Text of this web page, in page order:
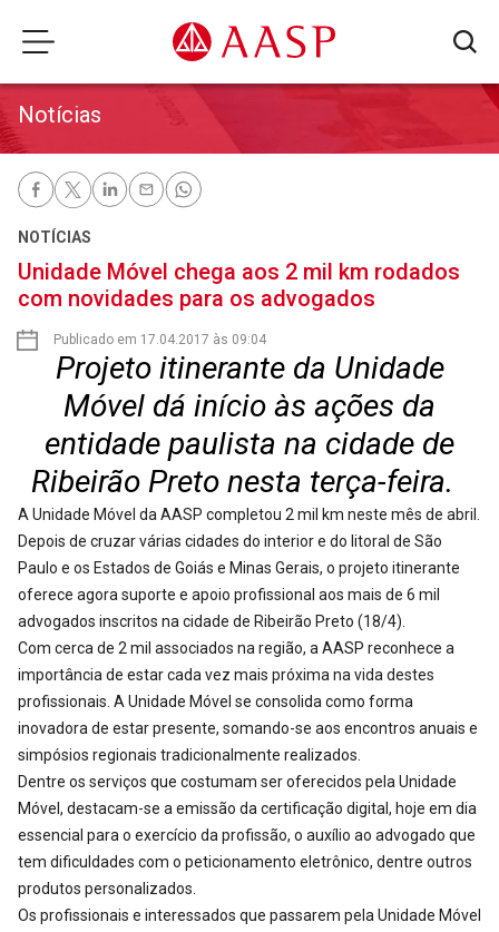
Notícias
NOTÍCIAS
Unidade Móvel chega aos 2 mil km rodados
com novidades para os advogados
Publicado em 17.04.2017 às 09:04
Projeto itinerante da Unidade
Móvel dá início às ações da
entidade paulista na cidade de
Ribeirão Preto nesta terça-feira.
A Unidade Móvel da AASP completou 2 mil km neste mês de abril.
Depois de cruzar várias cidades do interior e do litoral de São
Paulo e os Estados de Goiás e Minas Gerais, o projeto itinerante
oferece agora suporte e apoio profissional aos mais de 6 mil
advogados inscritos na cidade de Ribeirão Preto (18/4).
Com cerca de 2 mil associados na região, a AASP reconhece a
importância de estar cada vez mais próxima na vida destes
profissionais. A Unidade Móvel se consolida como forma
inovadora de estar presente, somando-se aos encontros anuais e
simpósios regionais tradicionalmente realizados.
Dentre os serviços que costumam ser oferecidos pela Unidade
Móvel, destacam-se a emissão da certificação digital, hoje em dia
essencial para o exercício da profissão, o auxílio ao advogado que
tem dificuldades com o peticionamento eletrônico, dentre outros
produtos personalizados.
Os profissionais e interessados que passarem pela Unidade Móvel